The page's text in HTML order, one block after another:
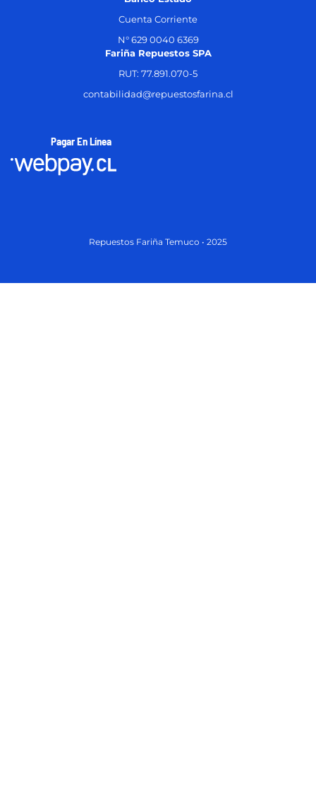
Cuenta Corriente
N° 629 0040 6369
Fariña Repuestos SPA
RUT: 77.891.070-5
contabilidad@repuestosfarina.cl
Pagar En Línea
Repuestos Fariña Temuco • 2025